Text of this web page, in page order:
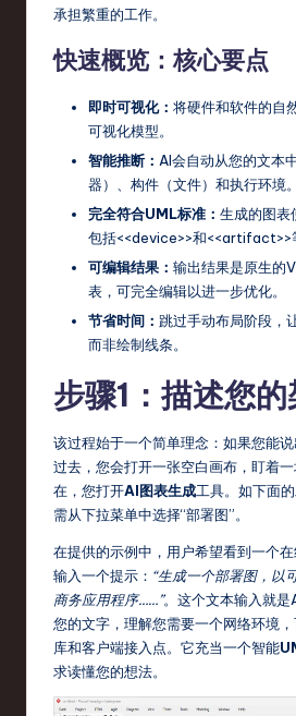
ft
w
T
承担繁重的工作。
快速概览：核心要点
即时可视化： 将硬件和软件的自
可视化模型。
智能推断： AI会自动从您的文本
器）、构件（文件）和执行环境。
完全符合UML标准： 生成的图表
包括<<device>>和<<artifact>>
可编辑结果： 输出结果是原生的
表，可完全编辑以进一步优化。
节省时间： 跳过手动布局阶段，
而非绘制线条。
步骤1：描述您的
该过程始于一个简单理念：如果您能说
过去，您会打开一张空白画布，盯着
在，您打开AI图表生成工具。如下面
需从下拉菜单中选择“部署图”。
在提供的示例中，用户希望看到一个
输入一个提示： “生成一个部署图，以
商务应用程序……”。这个文本输入就是
您的文字，理解您需要一个网络环境
库和客户端接入点。它充当一个智能
求读懂您的想法。